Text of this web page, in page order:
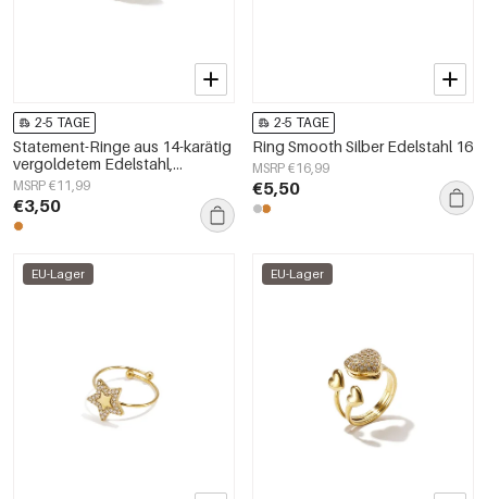
2-5 TAGE
Statement-Ringe aus 14-karätig
vergoldetem Edelstahl,
Herzmotiv, schlichte
Alltagskollektion,
Damenschmuck
MSRP €11,99
€3,50
2-5 TAGE
Ring Smooth Silber Edelstahl 16
MSRP €16,99
€5,50
EU-Lager EU-Lager